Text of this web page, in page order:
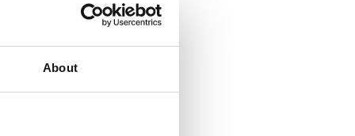
About